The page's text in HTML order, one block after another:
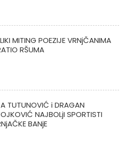
MITING POEZIJE VRNjČANIMA
RŠUMA
TUTUNOVIĆ i DRAGAN
NAJBOLjI SPORTISTI
BANjE